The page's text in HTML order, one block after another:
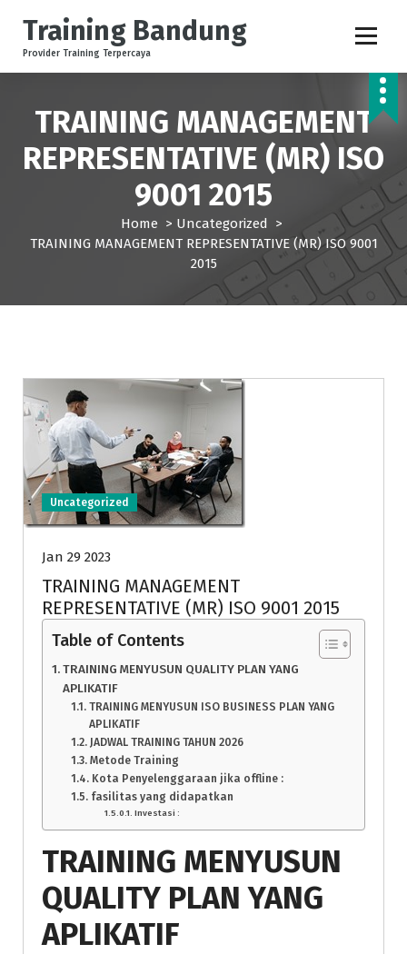
p
Training Bandung
Provider Training Terpercaya
TRAINING MANAGEMENT
REPRESENTATIVE (MR) ISO
9001 2015
Home > Uncategorized >
TRAINING MANAGEMENT REPRESENTATIVE (MR) ISO 9001
2015
Uncategorized
Jan 29 2023
TRAINING MANAGEMENT
REPRESENTATIVE (MR) ISO 9001 2015
Table of Contents
TRAINING MENYUSUN QUALITY PLAN YANG
APLIKATIF
TRAINING MENYUSUN ISO BUSINESS PLAN YANG
APLIKATIF
JADWAL TRAINING TAHUN 2026
Metode Training
Kota Penyelenggaraan jika offline :
fasilitas yang didapatkan
Investasi :
TRAINING MENYUSUN
QUALITY PLAN YANG
APLIKATIF